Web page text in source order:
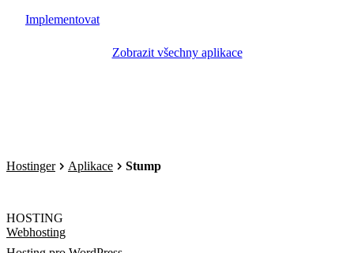
Implementovat
Zobrazit všechny aplikace
Hostinger Aplikace Stump
HOSTING
Webhosting